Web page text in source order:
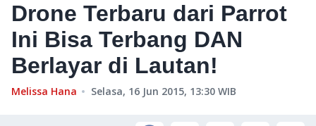
Drone Terbaru dari Parrot
Ini Bisa Terbang DAN
Berlayar di Lautan!
Melissa Hana Selasa, 16 Jun 2015, 13:30 WIB